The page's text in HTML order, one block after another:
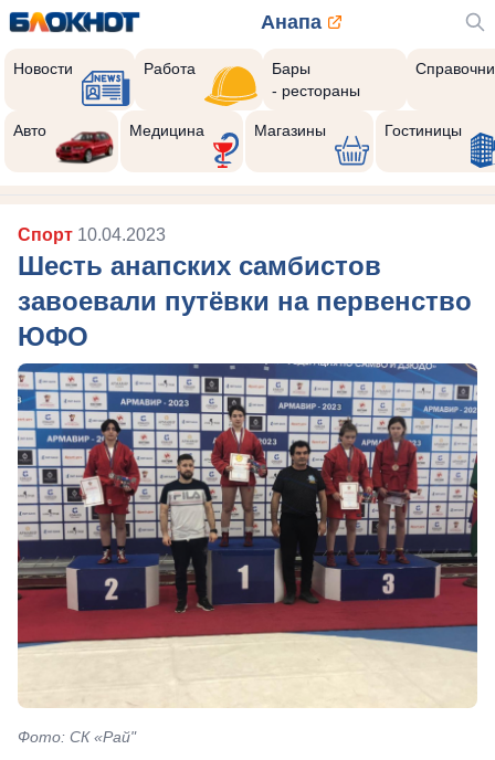
Анапа
Новости Работа
Бары
- рестораны
Авто Медицина Магазины Гостиницы
Спорт 10.04.2023
Шесть анапских самбистов
завоевали путёвки на первенство
ЮФО
Фото: СК «Рай"